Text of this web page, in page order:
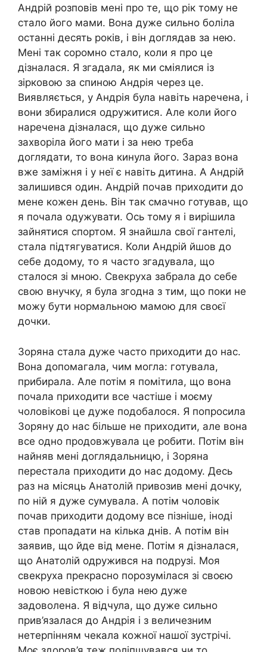
Андрій розповів мені про те, що рік тому не
стало його мами. Вона дуже сильно боліла
останні десять років, і він доглядав за нею.
Мені так соромно стало, коли я про це
дізналася. Я згадала, як ми сміялися із
зірковою за спиною Андрія через це.
Виявляється, у Андрія була навіть наречена, і
вони збиралися одружитися. Але коли його
наречена дізналася, що дуже сильно
захворіла його мати і за нею треба
доглядати, то вона кинула його. Зараз вона
вже заміжня і у неї є навіть дитина. А Андрій
залишився один. Андрій почав приходити до
мене кожен день. Він так смачно готував, що
я почала одужувати. Ось тому я і вирішила
зайнятися спортом. Я знайшла свої гантелі,
стала підтягуватися. Коли Андрій йшов до
себе додому, то я часто згадувала, що
сталося зі мною. Свекруха забрала до себе
свою внучку, я була згодна з тим, що поки не
можу бути нормальною мамою для своєї
дочки.
Зоряна стала дуже часто приходити до нас.
Вона допомагала, чим могла: готувала,
прибирала. Але потім я помітила, що вона
почала приходити все частіше і моєму
чоловікові це дуже подобалося. Я попросила
Зоряну до нас більше не приходити, але вона
все одно продовжувала це робити. Потім він
найняв мені доглядальницю, і Зоряна
перестала приходити до нас додому. Десь
раз на місяць Анатолій привозив мені дочку,
по ній я дуже сумувала. А потім чоловік
почав приходити додому все пізніше, іноді
став пропадати на кілька днів. А потім він
заявив, що йде від мене. Потім я дізналася,
що Анатолій одружився на подрузі. Моя
свекруха прекрасно порозумілася зі своєю
новою невісткою і була нею дуже
задоволена. Я відчула, що дуже сильно
прив’язалася до Андрія і з величезним
нетерпінням чекала кожної нашої зустрічі.